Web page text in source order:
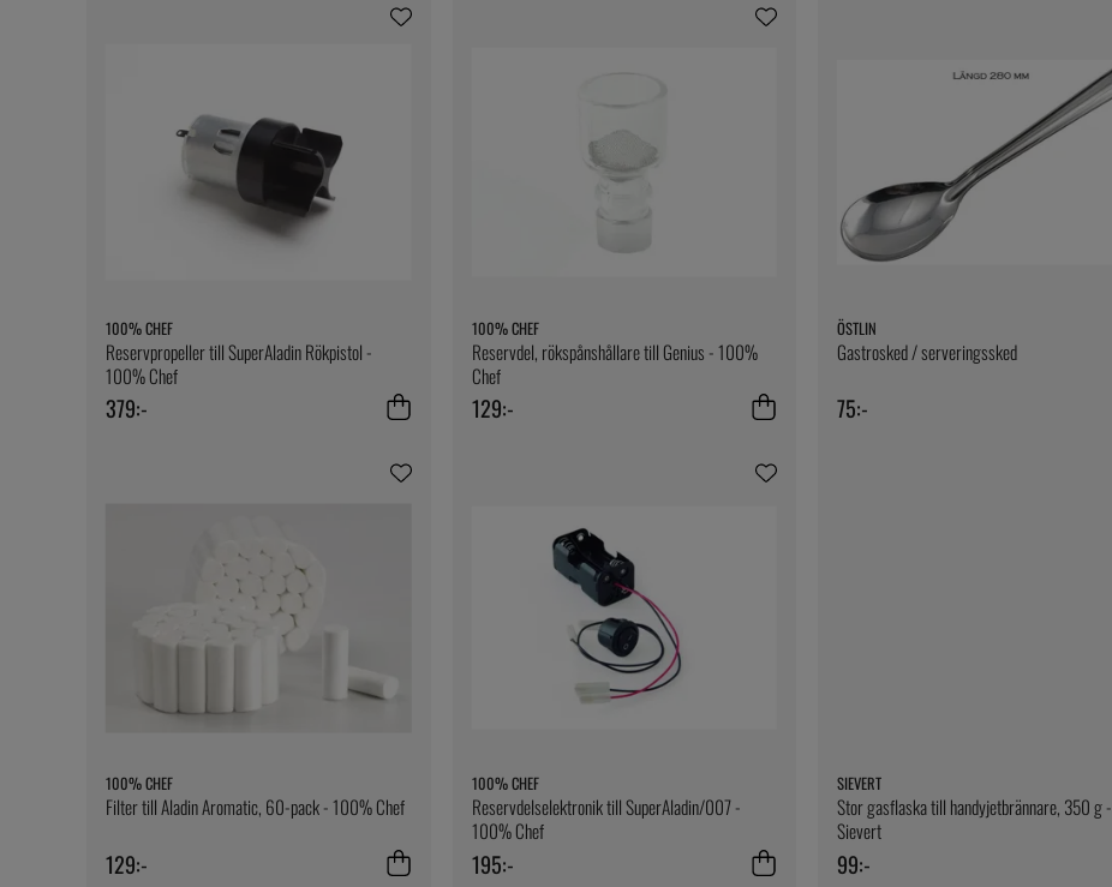
100% CHEF
Reservpropeller till SuperAladin Rökpistol -
100% Chef
379:-
100% CHEF
Reservdel, rökspånshållare till Genius - 100%
Chef
129:-
ÖSTLIN
Gastrosked / serveringssked
75:-
100% CHEF
Filter till Aladin Aromatic, 60-pack - 100% Chef
129:-
100% CHEF
Reservdelselektronik till SuperAladin/007 -
100% Chef
195:-
SIEVERT
Stor gasflaska till handyjetbrännare, 350 g -
Sievert
99:-